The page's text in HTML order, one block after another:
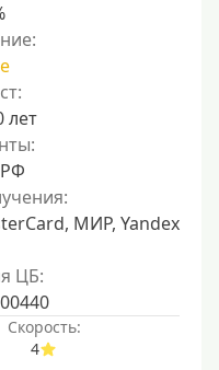
лет
МИР, Yandex
ЦБ:
Скорость:
4